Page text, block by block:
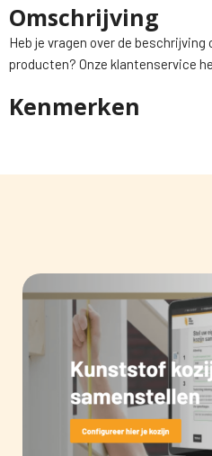
Omschrijving
Heb je vragen over de
producten? Onze klantenservice
Kenmerken